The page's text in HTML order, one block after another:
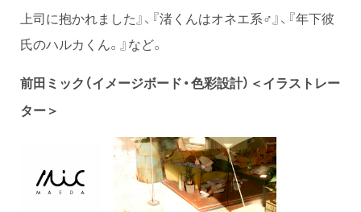
上司に抱かれました』、『渚くんはオネエ系♂』、『年下彼
氏のハルカくん。』など。
前田ミック（イメージボード・色彩設計） ＜イラストレー
ター＞